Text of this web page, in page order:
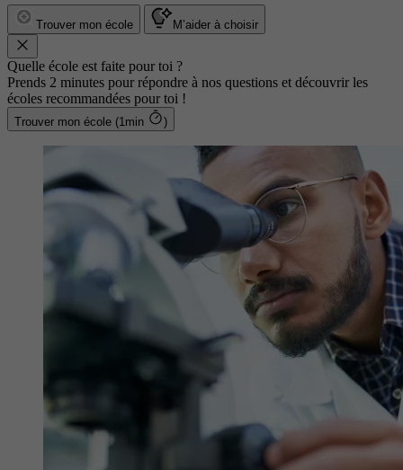
Trouver mon école M’aider à choisir
Quelle école est faite pour toi ?
Prends 2 minutes pour répondre à nos questions et découvrir les
écoles recommandées pour toi !
Trouver mon école (1min )